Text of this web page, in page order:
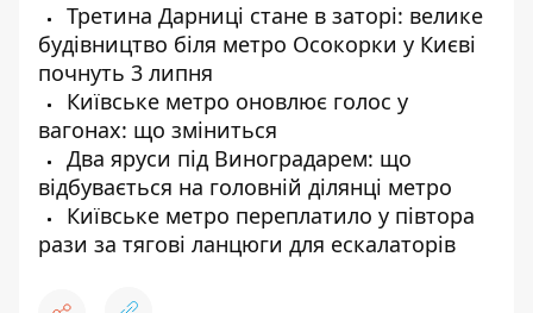
Третина Дарниці стане в заторі: велике
будівництво біля метро Осокорки у Києві
почнуть 3 липня
Київське метро оновлює голос у
вагонах: що зміниться
Два яруси під Виноградарем: що
відбувається на головній ділянці метро
Київське метро переплатило у півтора
рази за тягові ланцюги для ескалаторів